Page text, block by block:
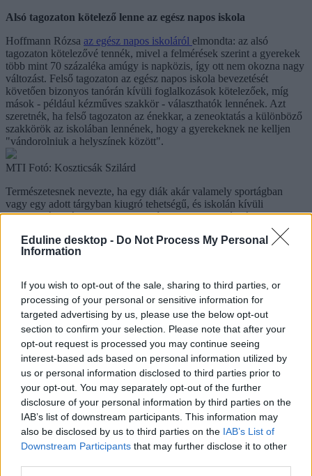
Eduline desktop - Do Not Process My Personal
Information
If you wish to opt-out of the sale, sharing to third parties, or
processing of your personal or sensitive information for
targeted advertising by us, please use the below opt-out
section to confirm your selection. Please note that after your
opt-out request is processed you may continue seeing
interest-based ads based on personal information utilized by
us or personal information disclosed to third parties prior to
your opt-out. You may separately opt-out of the further
disclosure of your personal information by third parties on the
IAB’s list of downstream participants. This information may
also be disclosed by us to third parties on the IAB’s List of
Downstream Participants that may further disclose it to other
Alsó tagozaton kötelező lenne az egész napos iskola
Hoffmann Rózsa az egész napos iskoláról elmondta: az alsó
tagozaton kötelezővé tennék, mivel a felmérések szerint a gyerekek
több mint 70 százaléka amúgy is napközis, így ott nem okozna nagy
változást. Felső tagozaton az egész napos iskola bevezetését
követően bizonyos tanórán kívüli foglalkozások kötelezőek, míg
mások - például kézműves szakkör - választhatók lennének. Azt
szeretnék, ha felső tagozaton az énekkar, a zeneoktatás a különböző
szakkörök az iskolában lennének, hogy a gyerekeknek ne kelljen
"vándorolniuk a helyszínek között".
MTI Fotó: Koszticsák Szilárd
Természetesnek nevezte, ha egy diák akár valamely sportágban
vagy egy adott tárgyban kiugró tehetségű, és iskolán kívüli
foglalkozásra jár, akkor az igazgató felmentheti a délutáni
foglalkozások alól. Az intézkedés bevezetése fokozatosan történne,
alsó tagozaton már a jövő tanévtől életbe léphet az új rendszer, de a
felsőben is "minél előbb" szeretnék megvalósítani az egész napos
Újra lesznek tagozatos iskolák, beszigorítanak a hatosztályos
gimnáziumoknak
Az oktatási államtitkár szerint az új nemzeti alaptanterv még az idén
elkészülhet. Iskolatípusonként két kerettantervet adnának ki hozzá,
az iskolák az időkeret 10-12 százalékával szabadon
gazdálkodhatnának. A középiskolákban azt tervezik, hogy
visszahozzák a reál-, a humán-, a művészeti és nyelvi tagozatokat,
ezekhez más-más kerettantervek kapcsolódnak majd.
Hoffmann Rózsa tájékoztatása szerint a törvény szigorú szakmai
követelményeket támaszt a hat és nyolc évfolyamos